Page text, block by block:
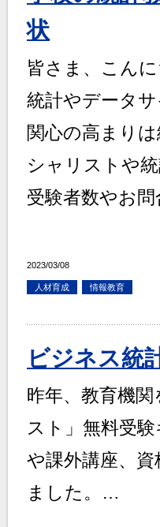
状
皆さま、こん
統計やデータ
関心の高まり
シャリストや
受験者数やお
2023/03/08
人材育成 情報教育
ビジネス統
昨年、教育機
スト」無料受
や課外講座、
ました。…